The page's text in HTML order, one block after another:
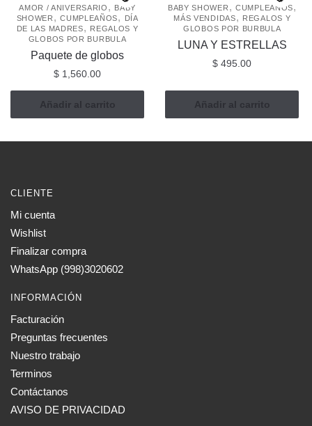
AMOR / ANIVERSARIO , BABY
SHOWER ,CUMPLEAÑOS,
DÍA
DE LAS MADRES, REGALOS Y
GLOBOS POR BURBULA
Paquete de globos
$ 1,560.00
Añadir al carrito
BABY SHOWER , CUMPLEAÑOS,
MÁS VENDIDAS, REGALOS Y
GLOBOS POR BURBULA
LUNA Y ESTRELLAS
$ 495.00
Añadir al carrito
CLIENTE
Mi cuenta
Wishlist
Finalizar compra
WhatsApp (998)3020602
INFORMACIÓN
Facturación
Preguntas frecuentes
Nuestro trabajo
Terminos
Contáctanos
AVISO DE PRIVACIDAD